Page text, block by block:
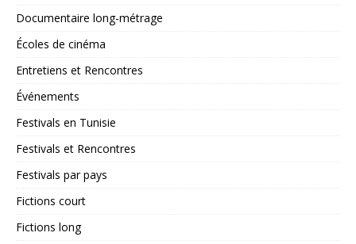
Documentaire long-métrage
Écoles de cinéma
Entretiens et Rencontres
Événements
Festivals en Tunisie
Festivals et Rencontres
Festivals par pays
Fictions court
Fictions long